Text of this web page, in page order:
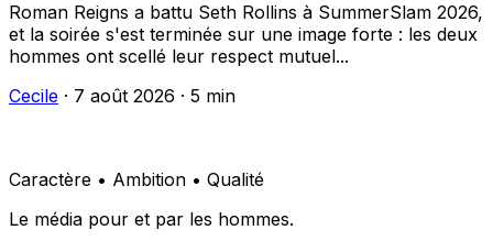
Roman Reigns a battu Seth Rollins à SummerSlam 2026,
et la soirée s'est terminée sur une image forte : les deux
hommes ont scellé leur respect mutuel...
Cecile · 7 août 2026 · 5 min
Caractère • Ambition • Qualité
Le média pour et par les hommes.